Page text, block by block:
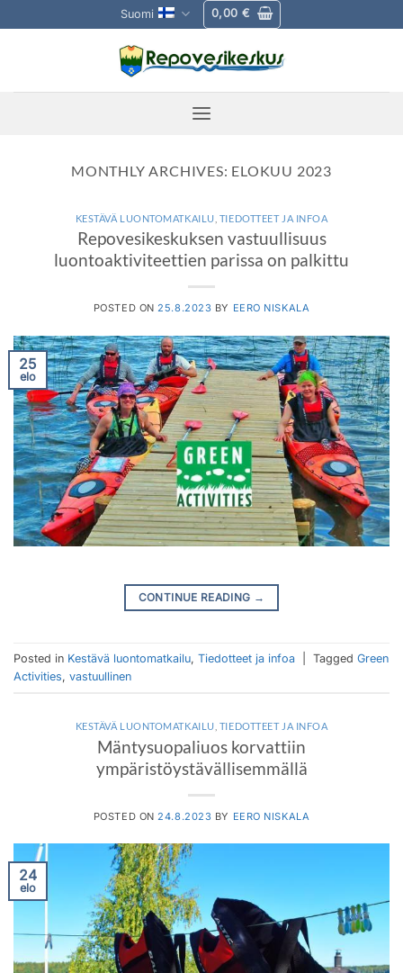
to
Suomi 0,00 €
MONTHLY ARCHIVES: ELOKUU 2023
KESTÄVÄ LUONTOMATKAILU TIEDOTTEET JA INFOA
Repovesikeskuksen vastuullisuus
luontoaktiviteettien parissa on palkittu
POSTED ON 25.8.2023 BY EERO NISKALA
25
elo
CONTINUE READING →
Posted in Kestävä luontomatkailu, Tiedotteet ja infoa Tagged Green
Activities, vastuullinen
KESTÄVÄ LUONTOMATKAILU TIEDOTTEET JA INFOA
Mäntysuopaliuos korvattiin
ympäristöystävällisemmällä
POSTED ON 24.8.2023 BY EERO NISKALA
24
elo